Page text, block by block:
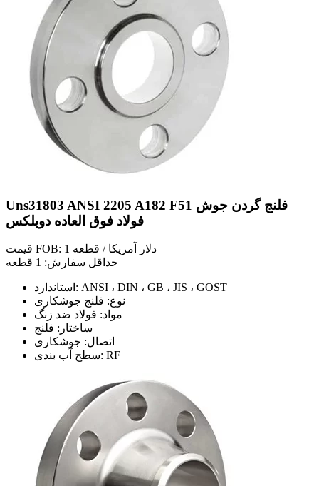
Uns31803 ANSI 2205 A182 F51 فلنج گردن جوش
فولاد فوق العاده دوبلکس
قیمت FOB: 1 دلار آمریکا / قطعه
حداقل سفارش: 1 قطعه
استاندارد: ANSI ، DIN ، GB ، JIS ، GOST
نوع: فلنج جوشکاری
مواد: فولاد ضد زنگ
ساختار: فلنج
اتصال: جوشکاری
سطح آب بندی: RF